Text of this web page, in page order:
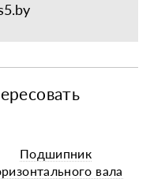
Подшипник
вала